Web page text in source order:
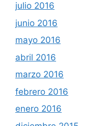
julio 2016
junio 2016
mayo 2016
abril 2016
marzo 2016
febrero 2016
enero 2016